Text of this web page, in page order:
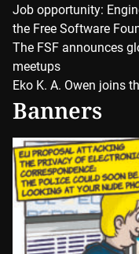
Job opportunity:
the Free Software
The FSF announces
meetups
Eko K. A. Owen joins
Banners